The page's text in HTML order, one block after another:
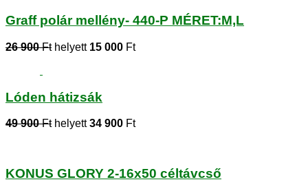
Graff polár mellény- 440-P MÉRET:M,L
26 900 Fthelyett 15 000 Ft
Lóden hátizsák
49 900 Fthelyett34 900 Ft
KONUS GLORY 2-16x50 céltávcső